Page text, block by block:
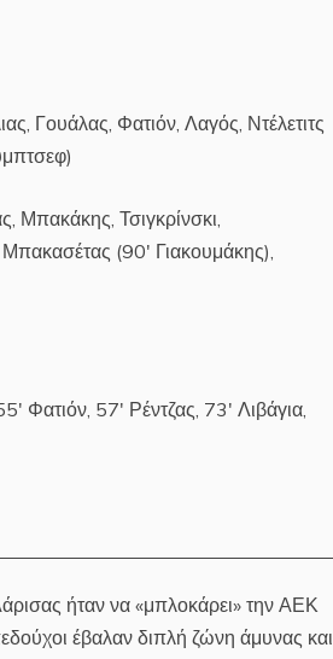
Γουάλας, Φατιόν, Λαγός, Ντέλετιτς
Μπακάκης, Τσιγκρίνσκι,
(90′ Γιακουμάκης),
Φατιόν, 57′ Ρέντζας, 73′ Λιβάγια,
ήταν να «μπλοκάρει» την ΑΕΚ
έβαλαν διπλή ζώνη άμυνας και